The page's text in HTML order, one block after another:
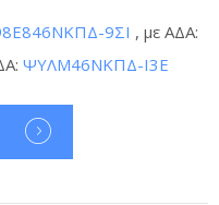
9ΣΙ , με ΑΔΑ:
ΨΥΛΜ46ΝΚΠΔ-Ι3Ε